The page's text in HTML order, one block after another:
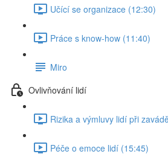
Učící se organizace (12:30)
Práce s know-how (11:40)
Miro
Ovlivňování lidí
Rizika a výmluvy lidí při
Péče o emoce lidí (15:45)